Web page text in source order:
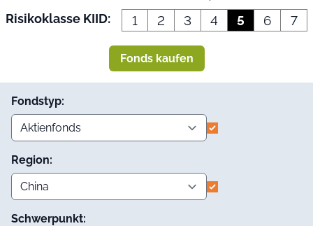
Risikoklasse KIID:
1 2 3 4 5 6 7
Fonds kaufen
Fondstyp:
Region:
Schwerpunkt: